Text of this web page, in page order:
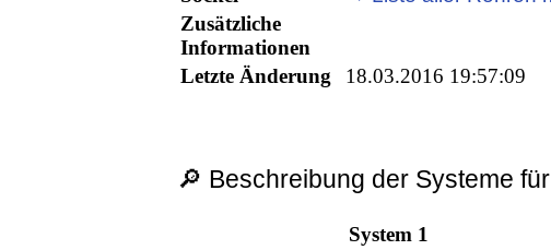
Zusätzliche
Informationen
Letzte Änderung
18.03.2016 19:57:09
🔎 Beschreibung der Systeme
System 1